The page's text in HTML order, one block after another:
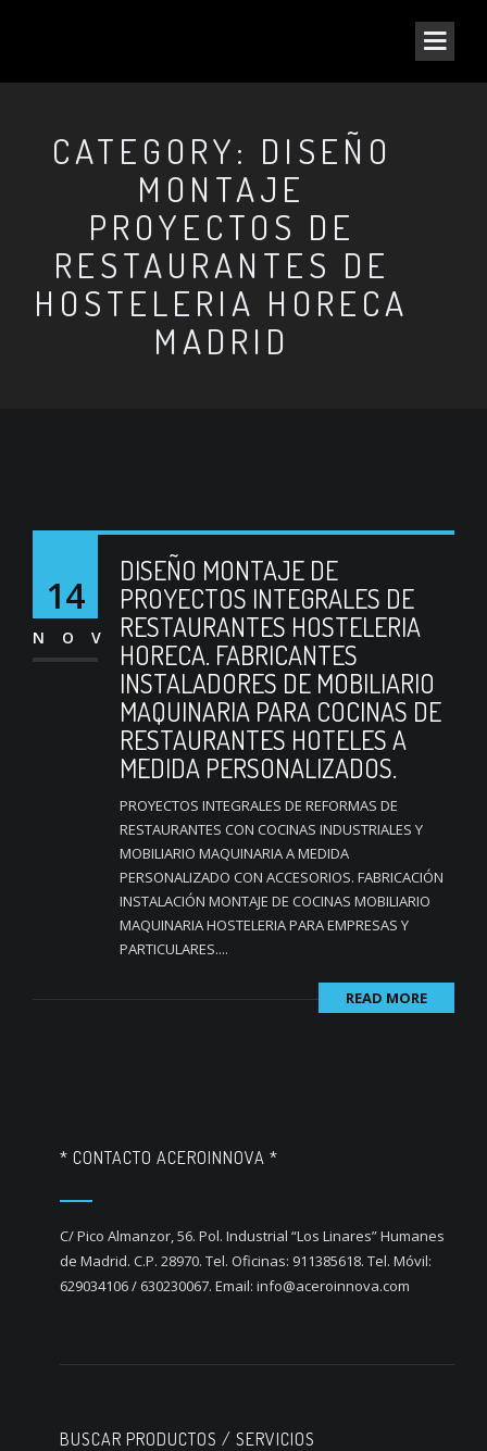
CATEGORY: DISEÑO
MONTAJE
PROYECTOS DE
RESTAURANTES DE
HOSTELERIA HORECA
MADRID
14
NOV
DISEÑO MONTAJE DE
PROYECTOS INTEGRALES DE
RESTAURANTES HOSTELERIA
HORECA. FABRICANTES
INSTALADORES DE MOBILIARIO
MAQUINARIA PARA COCINAS DE
RESTAURANTES HOTELES A
MEDIDA PERSONALIZADOS.
PROYECTOS INTEGRALES DE REFORMAS DE
RESTAURANTES CON COCINAS INDUSTRIALES Y
MOBILIARIO MAQUINARIA A MEDIDA
PERSONALIZADO CON ACCESORIOS. FABRICACIÓN
INSTALACIÓN MONTAJE DE COCINAS MOBILIARIO
MAQUINARIA HOSTELERIA PARA EMPRESAS Y
PARTICULARES....
READ MORE
* CONTACTO ACEROINNOVA *
C/ Pico Almanzor, 56. Pol. Industrial “Los Linares” Humanes
de Madrid. C.P. 28970. Tel. Oficinas: 911385618. Tel. Móvil:
629034106 / 630230067. Email: info@aceroinnova.com
BUSCAR PRODUCTOS / SERVICIOS